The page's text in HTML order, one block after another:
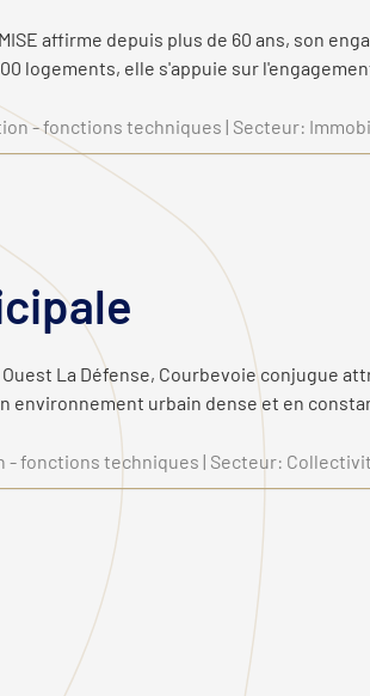
affirme depuis plus de 60 ans, son
logements, elle s'appuie sur
- fonctions techniques | Secteur:
La Défense, Courbevoie conjugue
urbain dense et en
- fonctions techniques | Secteur: